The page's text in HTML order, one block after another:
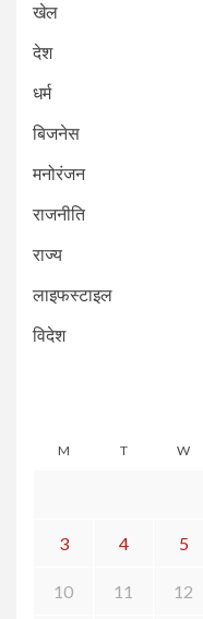
खेल
देश
धर्म
बिजनेस
मनोरंजन
राजनीति
राज्य
लाइफस्टाइल
विदेश
M T W
3 4 5
10 11 12